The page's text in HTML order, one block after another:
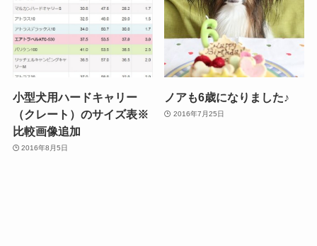
小型犬用ハードキャリー
（クレート）のサイズ表※
比較画像追加
2016年8月5日
ノアも6歳になりました♪
2016年7月25日